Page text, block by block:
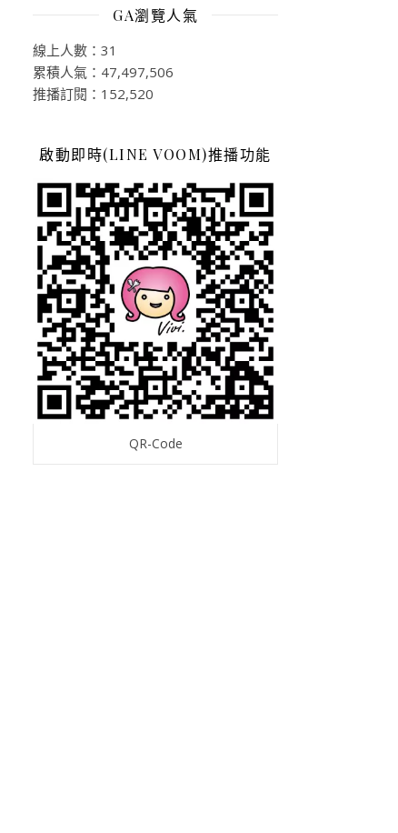
GA瀏覽人氣
線上人數：31
累積人氣：47,497,506
推播訂閱：152,520
啟動即時(LINE VOOM)推播功能
QR-Code